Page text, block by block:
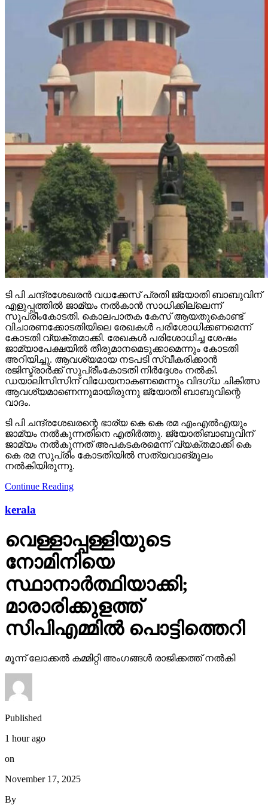
ടി പി ചന്ദ്രശേഖരന്‍ വധക്കേസ് പ്രതി ജ്യോതി ബാബുവിന്
എളുപ്പത്തില്‍ ജാമ്യം നല്‍കാന്‍ സാധിക്കില്ലെന്ന്
സുപ്രീംകോടതി. കൊലപാതക കേസ് ആയതുകൊണ്ട്
വിചാരണക്കോടതിയിലെ രേഖകള്‍ പരിശോധിക്കണമെന്ന്
കോടതി വ്യക്തമാക്കി. രേഖകള്‍ പരിശോധിച്ച ശേഷം
ജാമ്യാപേക്ഷയില്‍ തീരുമാനമെടുക്കാമെന്നും കോടതി
അറിയിച്ചു. ആവശ്യമായ നടപടി സ്വീകരിക്കാന്‍
രജിസ്ട്രാര്‍ക്ക് സുപ്രീംകോടതി നിര്‍ദ്ദേശം നല്‍കി.
ഡയാലിസിസിന് വിധേയനാകണമെന്നും വിദഗ്ധ ചികിത്സ
ആവശ്യമാണെന്നുമായിരുന്നു ജ്യോതി ബാബുവിന്റെ
വാദം.
ടി പി ചന്ദ്രശേഖരന്റെ ഭാര്യ കെ കെ രമ എംഎല്‍എയും
ജാമ്യം നല്‍കുന്നതിനെ എതിര്‍ത്തു. ജ്യോതിബാബുവിന്
ജാമ്യം നല്‍കുന്നത് അപകടകരമെന്ന് വ്യക്തമാക്കി കെ
കെ രമ സുപ്രീം കോടതിയില്‍ സത്യവാങ്മൂലം
നല്‍കിയിരുന്നു.
Continue Reading
kerala
വെള്ളാപ്പള്ളിയുടെ
നോമിനിയെ
സ്ഥാനാര്‍ത്ഥിയാക്കി;
മാരാരിക്കുളത്ത്
സിപിഎമ്മില്‍ പൊട്ടിത്തെറി
മൂന്ന് ലോക്കല്‍ കമ്മിറ്റി അംഗങ്ങള്‍ രാജിക്കത്ത് നല്‍കി
Published
1 hour ago
on
November 17, 2025
By